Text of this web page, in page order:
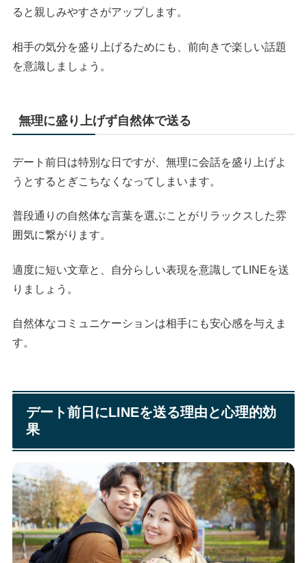
ると親しみやすさがアップします。
相手の気分を盛り上げるためにも、前向きで楽しい話題
を意識しましょう。
無理に盛り上げず自然体で送る
デート前日は特別な日ですが、無理に会話を盛り上げよ
うとするとぎこちなくなってしまいます。
普段通りの自然体な言葉を選ぶことがリラックスした雰
囲気に繋がります。
適度に短い文章と、自分らしい表現を意識してLINEを送
りましょう。
自然体なコミュニケーションは相手にも安心感を与えま
す。
デート前日にLINEを送る理由と心理的効
果